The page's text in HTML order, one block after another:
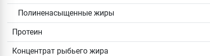
Полиненасыщенные жиры
Протеин
Концентрат рыбьего жира